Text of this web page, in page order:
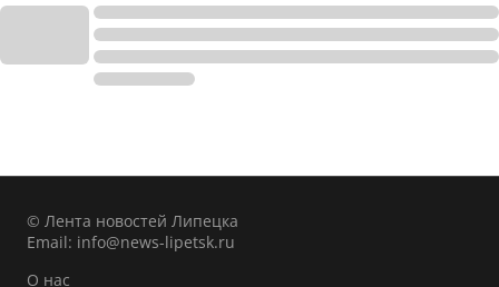
© Лента новостей Липецка
Email: info@news-lipetsk.ru
О нас